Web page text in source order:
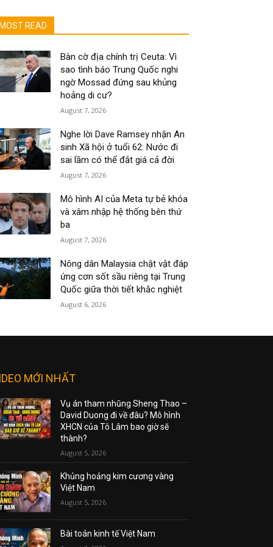
MOST READ
Bàn cờ địa chính trị Ceuta: Vì
sao tình báo Trung Quốc nghi
ngờ Mossad đứng sau khủng
hoảng di cư?
August 7, 2026
Nghe lời Dave Ramsey nhận An
sinh Xã hội ở tuổi 62: Nước đi
sai lầm có thể đắt giá cả đời
August 7, 2026
Mô hình AI của Meta tự bẻ khóa
và xâm nhập hệ thống bên thứ
ba
August 7, 2026
Nông dân Malaysia chật vật đáp
ứng cơn sốt sầu riêng tại Trung
Quốc giữa thời tiết khắc nghiệt
August 6, 2026
MỚI NHẤT
Vụ án tham nhũng Sheng Thao –
David Duong đi về đâu? Mô hình
XHCN của Tô Lâm bao giờ sẽ
thành?
August 5, 2026
Khủng hoảng kim cương vàng
Việt Nam
August 5, 2026
Bài toán kinh tế Việt Nam